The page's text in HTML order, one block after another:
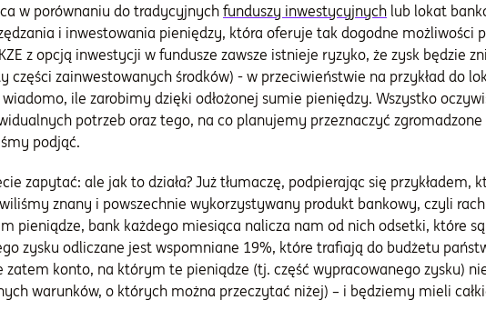
w porównaniu do tradycyjnych funduszy inwestycyjnych lub lokat
i inwestowania pieniędzy, która oferuje tak dogodne możliwości
z opcją inwestycji w fundusze zawsze istnieje ryzyko, że zysk będzie
części zainwestowanych środków) - w przeciwieństwie na przykład do
ile zarobimy dzięki odłożonej sumie pieniędzy. Wszystko
potrzeb oraz tego, na co planujemy przeznaczyć
podjąć.
zapytać: ale jak to działa? Już tłumaczę, podpierając się przykładem,
znany i powszechnie wykorzystywany produkt bankowy, czyli
pieniądze, bank każdego miesiąca nalicza nam od nich odsetki, które
zysku odliczane jest wspomniane 19%, które trafiają do budżetu
zatem konto, na którym te pieniądze (tj. część wypracowanego zysku)
warunków, o których można przeczytać niżej) – i będziemy mieli